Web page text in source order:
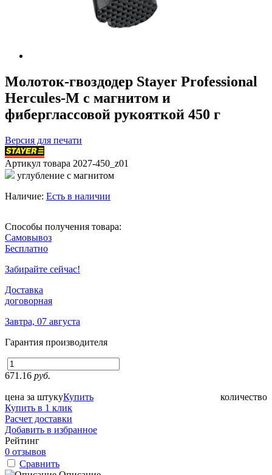
Молоток-гвоздодер Stayer Professional
Hercules-M с магнитом и
фиберглассовой рукояткой 450 г
Версия для печати
Артикул товара 2027-450_z01
углубление с магнитом
Наличие: Есть в наличии
Способы получения товара:
Самовывоз
Бесплатно
Забирайте сейчас!
Доставка
договорная
Завтра, 07 августа
Гарантия производителя
671.16 руб.
цена за штуку количество
Купить
Купить в 1 клик
Расчет доставки
Добавить в избранное
Рейтинг
0 отзывов
Сравнить